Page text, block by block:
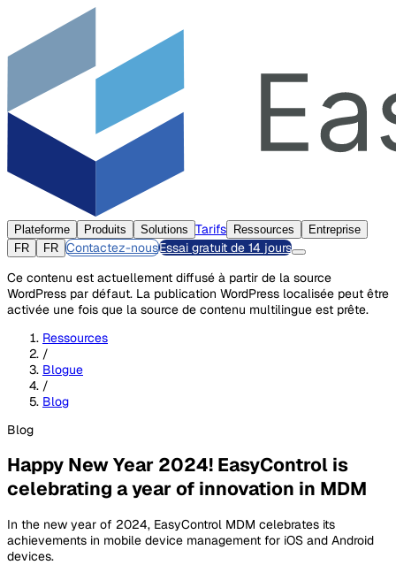
Plateforme Produits Solutions Tarifs Ressources
Entreprise
FR
FR Contactez-nousEssai gratuit de 14 jours
Ce contenu est actuellement diffusé à partir de la source
WordPress par défaut. La publication WordPress localisée peut être
activée une fois que la source de contenu multilingue est prête.
Ressources
/
Blogue
/
Blog
Blog
Happy New Year 2024! EasyControl is
celebrating a year of innovation in MDM
In the new year of 2024, EasyControl MDM celebrates its
achievements in mobile device management for iOS and Android
devices.